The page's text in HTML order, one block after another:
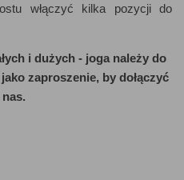
włączyć kilka pozycji do
i dużych - joga należy do
zaproszenie, by dołączyć